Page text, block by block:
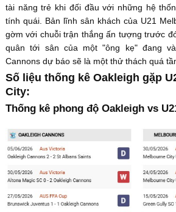
tài năng trẻ khi đối đầu với những hệ
tính quái. Bản lĩnh sân khách của U21
gờm với chuỗi trận thắng ấn tượng trước
quân tới sân của một "ông kẹ" đang
Cannons dự báo sẽ là một thử thách quá
Số liệu thống kê Oakleigh gặp
City:
Thống kê phong độ Oakleigh vs